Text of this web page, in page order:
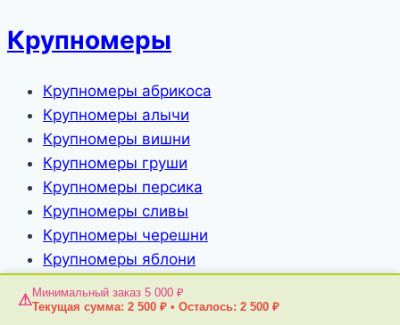
Крупномеры
Крупномеры абрикоса
Крупномеры алычи
Крупномеры вишни
Крупномеры груши
Крупномеры персика
Крупномеры сливы
Крупномеры черешни
Крупномеры яблони
Плодовые крупномеры
Хвойные крупномеры
⚠Минимальный заказ 5 000 ₽
Текущая сумма: 2 500 ₽ • Осталось: 2 500 ₽